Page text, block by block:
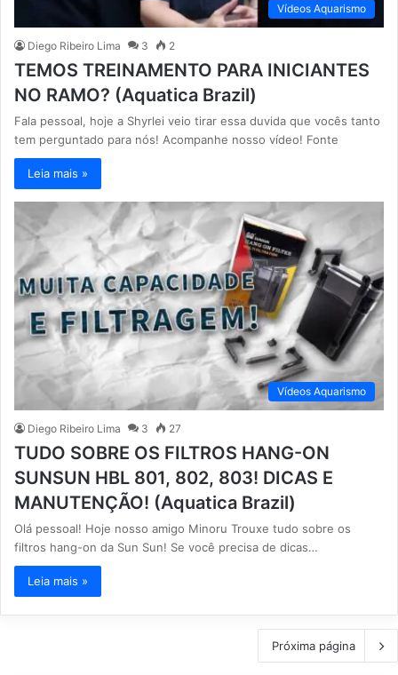
Vídeos Aquarismo
Diego Ribeiro Lima 3 2
TEMOS TREINAMENTO PARA INICIANTES
NO RAMO? (Aquatica Brazil)
Fala pessoal, hoje a Shyrlei veio tirar essa duvida que vocês tanto
tem perguntado para nós! Acompanhe nosso vídeo! Fonte
Leia mais »
Vídeos Aquarismo
Diego Ribeiro Lima 3 27
TUDO SOBRE OS FILTROS HANG-ON
SUNSUN HBL 801, 802, 803! DICAS E
MANUTENÇÃO! (Aquatica Brazil)
Olá pessoal! Hoje nosso amigo Minoru Trouxe tudo sobre os
filtros hang-on da Sun Sun! Se você precisa de dicas…
Leia mais »
Próxima página